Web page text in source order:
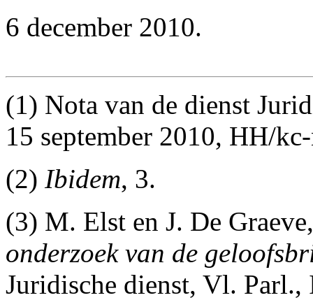
6 december 2010.
(1) Nota van de dienst
15 september 2010, HH/
(2) Ibidem, 3.
(3) M. Elst en J. De
onderzoek van de
Juridische dienst, Vl.